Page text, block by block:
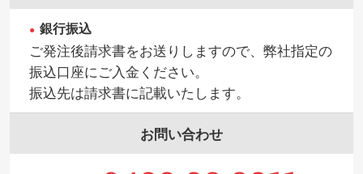
銀行振込
ご発注後請求書をお送りしますので、弊社指定の
振込口座にご入金ください。
振込先は請求書に記載いたします。
お問い合わせ